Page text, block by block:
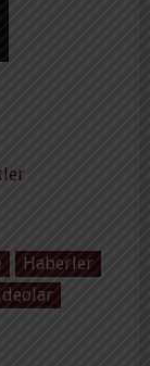
Haberler